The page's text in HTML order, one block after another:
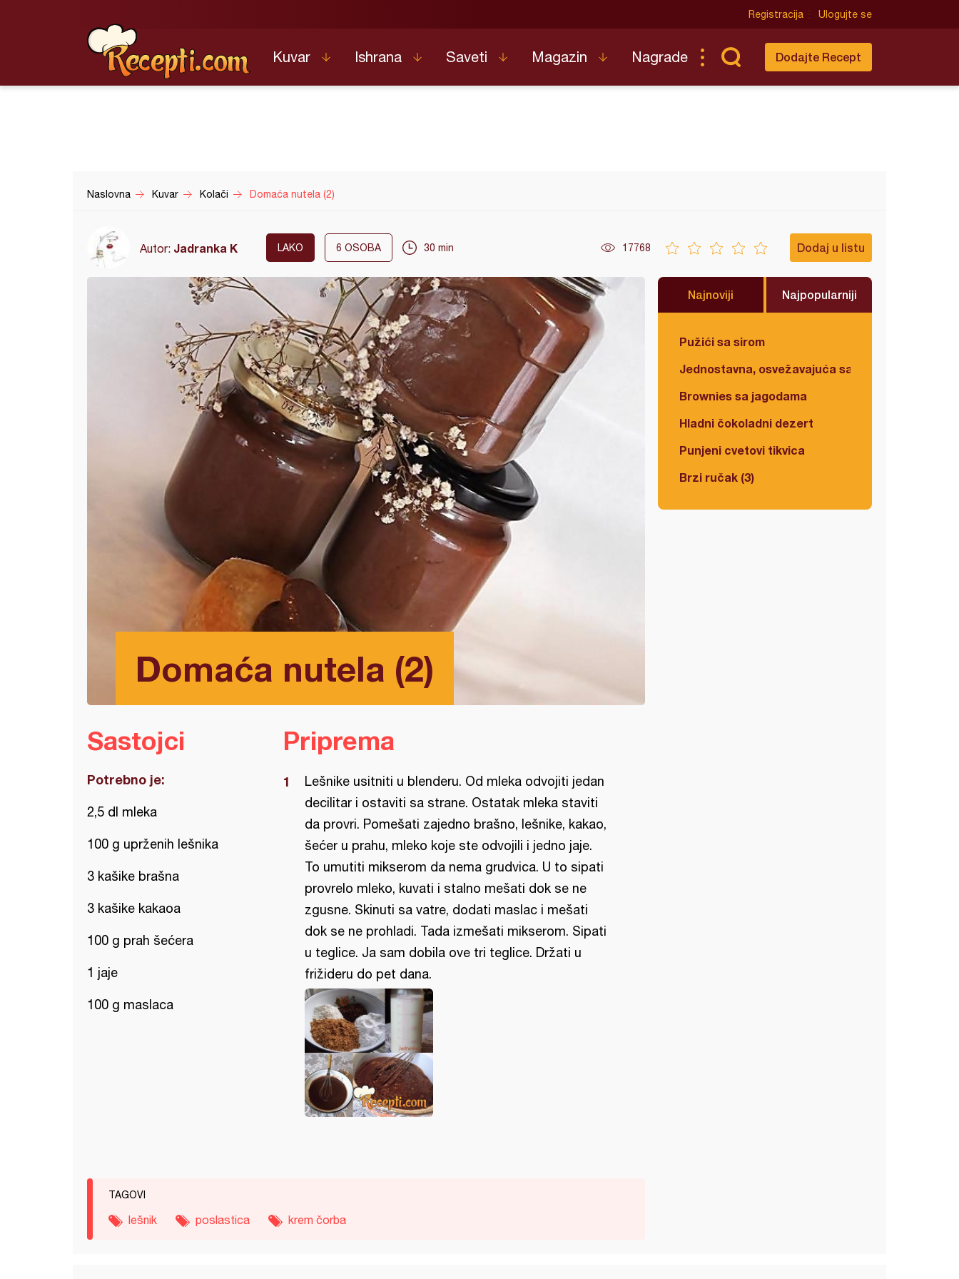
Registracija Ulogujte se
Kuvar Ishrana Saveti Magazin Nagrade Dodajte Recept
Naslovna Kuvar Kolači Domaća nutela (2)
Autor: Jadranka K LAKO 6 OSOBA 30 min 17768 Dodaj u listu
Domaća nutela (2)
Najnoviji Najpopularniji
Pužići sa sirom
Jednostavna, osvežavajuća salata
Brownies sa jagodama
Hladni čokoladni dezert
Punjeni cvetovi tikvica
Brzi ručak (3)
Sastojci
Potrebno je:
2,5 dl mleka
100 g uprženih lešnika
3 kašike brašna
3 kašike kakaoa
100 g prah šećera
1 jaje
100 g maslaca
Priprema
Lešnike usitniti u blenderu. Od mleka odvojiti jedan
decilitar i ostaviti sa strane. Ostatak mleka staviti
da provri. Pomešati zajedno brašno, lešnike, kakao,
šećer u prahu, mleko koje ste odvojili i jedno jaje.
To umutiti mikserom da nema grudvica. U to sipati
provrelo mleko, kuvati i stalno mešati dok se ne
zgusne. Skinuti sa vatre, dodati maslac i mešati
dok se ne prohladi. Tada izmešati mikserom. Sipati
u teglice. Ja sam dobila ove tri teglice. Držati u
frižideru do pet dana.
TAGOVI
lešnik poslastica krem čorba